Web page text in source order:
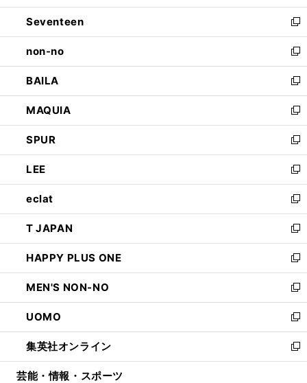
開
く
ウ
で
開
く
ン
ド
ウ
で
開
く
Seventeen
新
し
い
ウ
ィ
ン
ド
ウ
で
開
く
non-no
新
し
い
ウ
ィ
ン
ド
ウ
で
開
く
BAILA
新
し
い
ウ
ィ
ン
ド
ウ
で
開
く
MAQUIA
新
し
い
ウ
ィ
ン
ド
ウ
で
開
く
SPUR
新
し
い
ウ
ィ
ン
ド
ウ
で
開
く
LEE
新
し
い
ウ
ィ
ン
ド
ウ
で
開
く
eclat
新
し
い
ウ
ィ
ン
ド
ウ
で
開
く
T JAPAN
新
し
い
ウ
ィ
ン
ド
ウ
で
開
HAPPY PLUS ONE
新
し
い
ウ
ィ
ン
ド
ウ
MEN'S NON-NO
新
し
い
ウ
ィ
ン
UOMO
新
し
い
ウ
集英社オンライン
新
し
芸能・情報・スポーツ